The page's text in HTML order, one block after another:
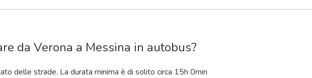
da Verona a Messina in autobus?
delle strade. La durata minima è di solito circa 15h 0min